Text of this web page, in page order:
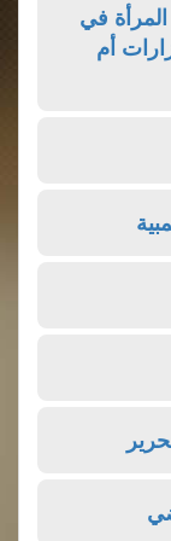
الوطن (29) .. المرأة في
أم